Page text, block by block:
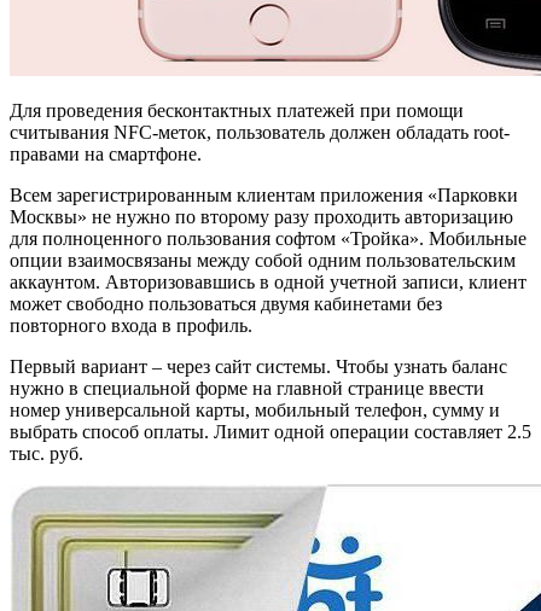
Для проведения бесконтактных платежей при помощи
считывания NFC-меток, пользователь должен обладать root-
правами на смартфоне.
Всем зарегистрированным клиентам приложения «Парковки
Москвы» не нужно по второму разу проходить авторизацию
для полноценного пользования софтом «Тройка». Мобильные
опции взаимосвязаны между собой одним пользовательским
аккаунтом. Авторизовавшись в одной учетной записи, клиент
может свободно пользоваться двумя кабинетами без
повторного входа в профиль.
Первый вариант – через сайт системы. Чтобы узнать баланс
нужно в специальной форме на главной странице ввести
номер универсальной карты, мобильный телефон, сумму и
выбрать способ оплаты. Лимит одной операции составляет 2.5
тыс. руб.